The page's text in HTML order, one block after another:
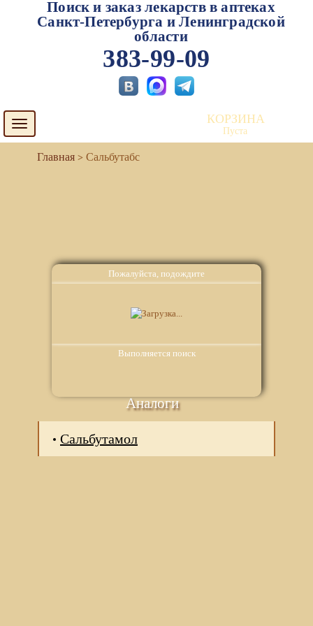
Пожалуйста, подождите
Выполняется поиск
Поиск и заказ лекарств в аптеках
Санкт-Петербурга и Ленинградской
области
383-99-09
Toggle
navigation
КОРЗИНА
Пуста
Сальбутабс
Аналоги
Сальбутамол